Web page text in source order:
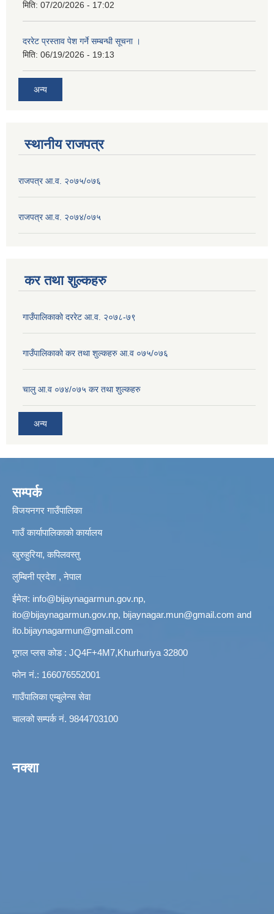
मिति: 07/20/2026 - 17:02
दररेट प्रस्ताव पेश गर्ने सम्बन्धी सूचना ।
मिति: 06/19/2026 - 19:13
अन्य
स्थानीय राजपत्र
राजपत्र आ.व. २०७५/०७६
राजपत्र आ.व. २०७४/०७५
कर तथा शुल्कहरु
गाउँपालिकाको दररेट आ.व. २०७८-७९
गाउँपालिकाको कर तथा शुल्कहरु आ.व ०७५/०७६
चालु आ.व ०७४/०७५ कर तथा शुल्कहरु
अन्य
सम्पर्क
विजयनगर गाउँपालिका
गाउँ कार्यापालिकाको कार्यालय
खुरुहुरिया, कपिलवस्तु
लुम्बिनी प्रदेश , नेपाल
ईमेल: info@bijaynagarmun.gov.np,
ito@bijaynagarmun.gov.np, bijaynagar.mun@gmail.com and
ito.bijaynagarmun@gmail.com
गूगल प्लस कोड : JQ4F+4M7,Khurhuriya 32800
फोन नं.: 166076552001
गाउँपालिका एम्बुलेन्स सेवा
चालको सम्पर्क नं. 9844703100
नक्शा